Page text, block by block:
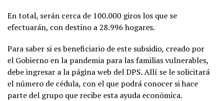
En total, serán cerca de 100.000 giros los que se
efectuarán, con destino a 28.996 hogares.
Para saber si es beneficiario de este subsidio, creado por
el Gobierno en la pandemia para las familias vulnerables,
debe ingresar a la página web del DPS. Allí se le solicitará
el número de cédula, con el que podrá conocer si hace
parte del grupo que recibe esta ayuda económica.